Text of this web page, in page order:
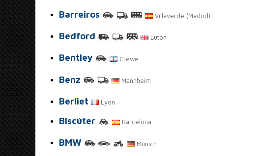
Barreiros Villaverde (Madrid)
Bedford Luton
Bentley Crewe
Benz Mannheim
Berliet Lyon
Biscúter Barcelona
BMW Múnich